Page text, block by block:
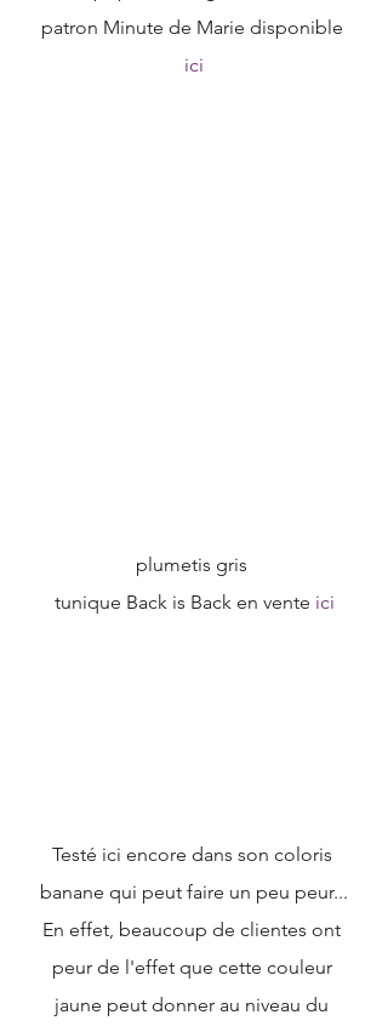
patron Minute de Marie disponible
ici
plumetis gris
tunique Back is Back en vente ici
Testé ici encore dans son coloris
banane qui peut faire un peu peur...
En effet, beaucoup de clientes ont
peur de l'effet que cette couleur
jaune peut donner au niveau du